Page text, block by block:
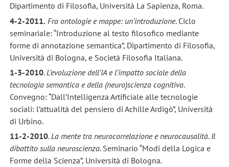
Dipartimento di Filosofia, Università La Sapienza, Roma.
4-2-2011. Fra ontologie e mappe: un’introduzione. Ciclo
seminariale: “Introduzione al testo filosofico mediante
forme di annotazione semantica”, Dipartimento di Filosofia,
Università di Bologna, e Società Filosofia Italiana.
1-3-2010.L’evoluzione dell'IA e l’impatto sociale della
tecnologia semantica e della (neuro)scienza cognitiva.
Convegno: “Dall’Intelligenza Artificiale alle tecnologie
sociali: l’attualità del pensiero di Achille Ardigò”, Università
di Urbino.
11-2-2010.La mente tra neurocorrelazione e neurocausalità. Il
dibattito sulla neuroscienza. Seminario “Modi della Logica e
Forme della Scienza”, Università di Bologna.